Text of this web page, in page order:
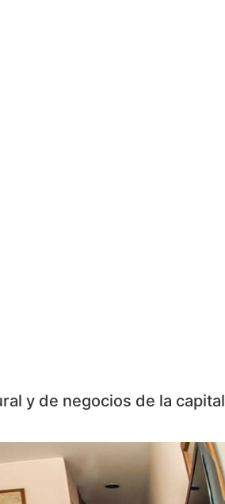
y de negocios de la capital